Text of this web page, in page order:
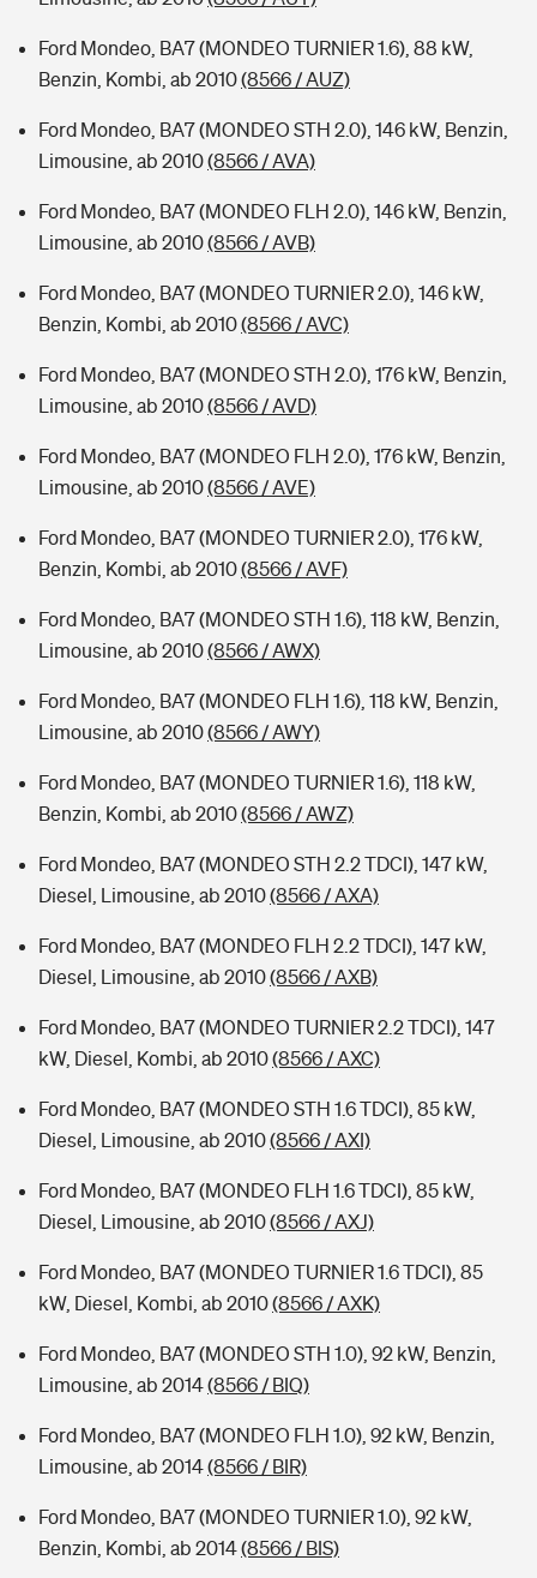
Ford Mondeo, BA7 (MONDEO TURNIER 1.6), 88 kW,
Benzin, Kombi, ab 2010(8566 / AUZ)
Ford Mondeo, BA7 (MONDEO STH 2.0), 146 kW, Benzin,
Limousine, ab 2010(8566 / AVA)
Ford Mondeo, BA7 (MONDEO FLH 2.0), 146 kW, Benzin,
Limousine, ab 2010(8566 / AVB)
Ford Mondeo, BA7 (MONDEO TURNIER 2.0), 146 kW,
Benzin, Kombi, ab 2010(8566 / AVC)
Ford Mondeo, BA7 (MONDEO STH 2.0), 176 kW, Benzin,
Limousine, ab 2010(8566 / AVD)
Ford Mondeo, BA7 (MONDEO FLH 2.0), 176 kW, Benzin,
Limousine, ab 2010(8566 / AVE)
Ford Mondeo, BA7 (MONDEO TURNIER 2.0), 176 kW,
Benzin, Kombi, ab 2010(8566 / AVF)
Ford Mondeo, BA7 (MONDEO STH 1.6), 118 kW, Benzin,
Limousine, ab 2010(8566 / AWX)
Ford Mondeo, BA7 (MONDEO FLH 1.6), 118 kW, Benzin,
Limousine, ab 2010(8566 / AWY)
Ford Mondeo, BA7 (MONDEO TURNIER 1.6), 118 kW,
Benzin, Kombi, ab 2010(8566 / AWZ)
Ford Mondeo, BA7 (MONDEO STH 2.2 TDCI), 147 kW,
Diesel, Limousine, ab 2010(8566 / AXA)
Ford Mondeo, BA7 (MONDEO FLH 2.2 TDCI), 147 kW,
Diesel, Limousine, ab 2010(8566 / AXB)
Ford Mondeo, BA7 (MONDEO TURNIER 2.2 TDCI), 147
kW, Diesel, Kombi, ab 2010(8566 / AXC)
Ford Mondeo, BA7 (MONDEO STH 1.6 TDCI), 85 kW,
Diesel, Limousine, ab 2010(8566 / AXI)
Ford Mondeo, BA7 (MONDEO FLH 1.6 TDCI), 85 kW,
Diesel, Limousine, ab 2010(8566 / AXJ)
Ford Mondeo, BA7 (MONDEO TURNIER 1.6 TDCI), 85
kW, Diesel, Kombi, ab 2010(8566 / AXK)
Ford Mondeo, BA7 (MONDEO STH 1.0), 92 kW, Benzin,
Limousine, ab 2014(8566 / BIQ)
Ford Mondeo, BA7 (MONDEO FLH 1.0), 92 kW, Benzin,
Limousine, ab 2014(8566 / BIR)
Ford Mondeo, BA7 (MONDEO TURNIER 1.0), 92 kW,
Benzin, Kombi, ab 2014(8566 / BIS)